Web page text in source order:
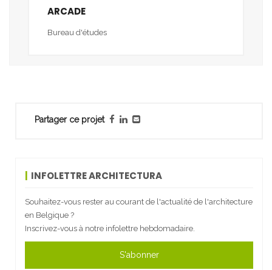
Partager ce projet
INFOLETTRE ARCHITECTURA
Souhaitez-vous rester au courant de l'actualité de l'architecture
en Belgique ?
Inscrivez-vous à notre infolettre hebdomadaire.
S'abonner
ARCADE
Bureau d'études